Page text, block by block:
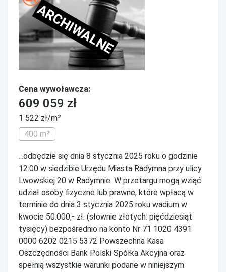
ARCHIWALNE
Cena wywoławcza:
609 059 zł
1 522 zł/m²
400 m²
...odbędzie się dnia 8 stycznia 2025 roku o godzinie
12:00 w siedzibie Urzędu Miasta Radymna przy ulicy
Lwowskiej 20 w Radymnie. W przetargu mogą wziąć
udział osoby fizyczne lub prawne, które wpłacą w
terminie do dnia 3 stycznia 2025 roku wadium w
kwocie 50.000,- zł. (słownie złotych: pięćdziesiąt
tysięcy) bezpośrednio na konto Nr 71 1020 4391
0000 6202 0215 5372 Powszechna Kasa
Oszczędności Bank Polski Spółka Akcyjna oraz
spełnią wszystkie warunki podane w niniejszym